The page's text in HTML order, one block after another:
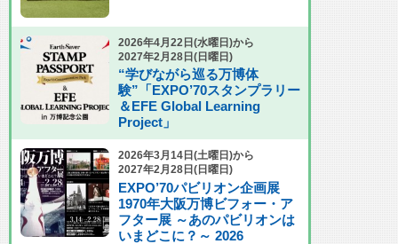
2026年4月22日(水曜日)から
2027年2月28日(日曜日)
“学びながら巡る万博体
験”「EXPO’70スタンプラリー
＆EFE Global Learning
Project」
2026年3月14日(土曜日)から
2027年2月28日(日曜日)
EXPO’70パビリオン企画展
1970年大阪万博ビフォー・ア
フター展 ～あのパビリオンは
いまどこに？～ 2026